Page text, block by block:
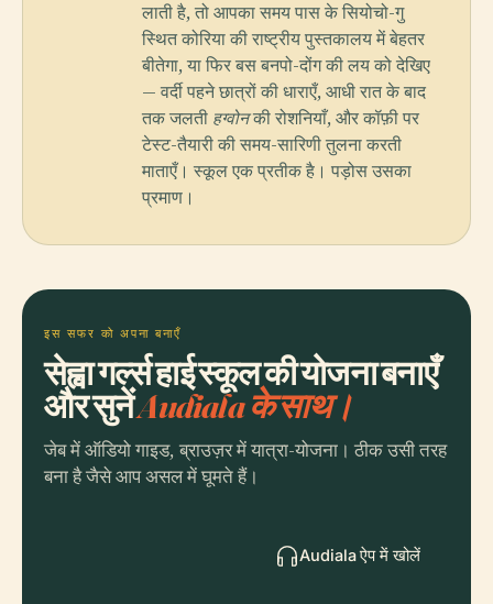
लाती है, तो आपका समय पास के सियोचो-गु
स्थित कोरिया की राष्ट्रीय पुस्तकालय में बेहतर
बीतेगा, या फिर बस बनपो-दोंग की लय को देखिए
— वर्दी पहने छात्रों की धाराएँ, आधी रात के बाद
तक जलती हग्वोनकी रोशनियाँ, और कॉफ़ी पर
टेस्ट-तैयारी की समय-सारिणी तुलना करती
माताएँ। स्कूल एक प्रतीक है। पड़ोस उसका
प्रमाण।
इस सफर को अपना बनाएँ
सेह्वा गर्ल्स हाई स्कूल की योजना बनाएँ
और सुनेंAudiala के साथ।
जेब में ऑडियो गाइड, ब्राउज़र में यात्रा-योजना। ठीक उसी तरह
बना है जैसे आप असल में घूमते हैं।
Audiala ऐप में खोलें